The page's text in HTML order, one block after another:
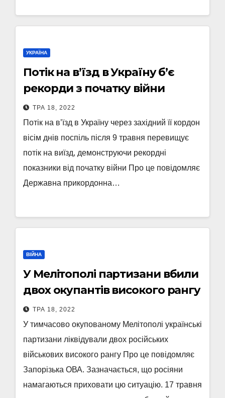
УКРАЇНА
Потік на в’їзд в Україну б’є
рекорди з початку війни
ТРА 18, 2022
Потік на в’їзд в Україну через західний її кордон
вісім днів поспіль після 9 травня перевищує
потік на виїзд, демонструючи рекордні
показники від початку війни Про це повідомляє
Державна прикордонна…
ВІЙНА
У Мелітополі партизани вбили
двох окупантів високого рангу
ТРА 18, 2022
У тимчасово окупованому Мелітополі українські
партизани ліквідували двох російських
військових високого рангу Про це повідомляє
Запорізька ОВА. Зазначається, що росіяни
намагаються приховати цю ситуацію. 17 травня